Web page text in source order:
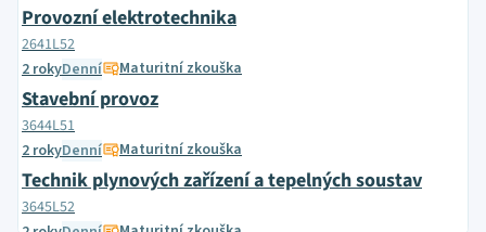
Provozní elektrotechnika
2641L52
2 rokyDenní Maturitní zkouška
Stavební provoz
3644L51
2 rokyDenní Maturitní zkouška
Technik plynových zařízení a tepelných soustav
3645L52